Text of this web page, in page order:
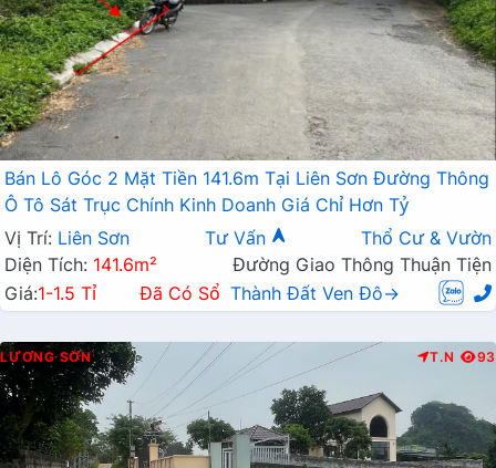
Bán Lô Góc 2 Mặt Tiền 141.6m Tại Liên Sơn Đường Thông
Ô Tô Sát Trục Chính Kinh Doanh Giá Chỉ Hơn Tỷ
Vị Trí: Liên Sơn Tư Vấn
Thổ Cư & Vườn
Diện Tích: 141.6m²
Đường Giao Thông Thuận Tiện
Giá:1-1.5 Tỉ Đã Có Sổ Thành Đất Ven Đô→
LƯƠNG SƠN T.N 93